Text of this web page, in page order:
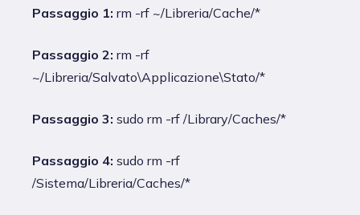
Passaggio 1: rm -rf ~/Libreria/Cache/*
Passaggio 2: rm -rf
~/Libreria/Salvato\Applicazione\Stato/*
Passaggio 3: sudo rm -rf /Library/Caches/*
Passaggio 4: sudo rm -rf
/Sistema/Libreria/Caches/*